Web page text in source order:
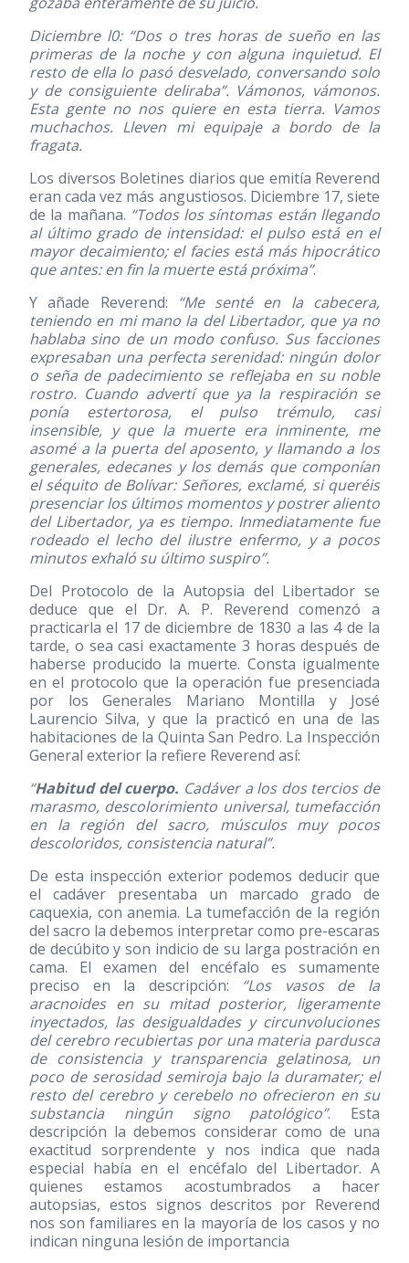
Diciembre l0: “Dos o tres horas de sueño en las
primeras de la noche y con alguna inquietud. El
resto de ella lo pasó desvelado, conversando solo
y de consiguiente deliraba”. Vámonos, vámonos.
Esta gente no nos quiere en esta tierra. Vamos
muchachos. Lleven mi equipaje a bordo de la
fragata.
Los diversos Boletines diarios que emitía Reverend
eran cada vez más angustiosos. Diciembre 17, siete
de la mañana. “Todos los síntomas están llegando
al último grado de intensidad: el pulso está en el
mayor decaimiento; el facies está más hipocrático
que antes: en fin la muerte está próxima”.
Y añade Reverend: “Me senté en la cabecera,
teniendo en mi mano la del Libertador, que ya no
hablaba sino de un modo confuso. Sus facciones
expresaban una perfecta serenidad: ningún dolor
o seña de padecimiento se reflejaba en su noble
rostro. Cuando advertí que ya la respiración se
ponía estertorosa, el pulso trémulo, casi
insensible, y que la muerte era inminente, me
asomé a la puerta del aposento, y llamando a los
generales, edecanes y los demás que componían
el séquito de Bolívar: Señores, exclamé, si queréis
presenciar los últimos momentos y postrer aliento
del Libertador, ya es tiempo. Inmediatamente fue
rodeado el lecho del ilustre enfermo, y a pocos
minutos exhaló su último suspiro”.
Del Protocolo de la Autopsia del Libertador se
deduce que el Dr. A. P. Reverend comenzó a
practicarla el 17 de diciembre de 1830 a las 4 de la
tarde, o sea casi exactamente 3 horas después de
haberse producido la muerte. Consta igualmente
en el protocolo que la operación fue presenciada
por los Generales Mariano Montilla y José
Laurencio Silva, y que la practicó en una de las
habitaciones de la Quinta San Pedro. La Inspección
General exterior la refiere Reverend así:
“Habitud del cuerpo. Cadáver a los dos tercios de
marasmo, descolorimiento universal, tumefacción
en la región del sacro, músculos muy pocos
descoloridos, consistencia natural”.
De esta inspección exterior podemos deducir que
el cadáver presentaba un marcado grado de
caquexia, con anemia. La tumefacción de la región
del sacro la debemos interpretar como pre-escaras
de decúbito y son indicio de su larga postración en
cama. El examen del encéfalo es sumamente
preciso en la descripción: “Los vasos de la
aracnoides en su mitad posterior, ligeramente
inyectados, las desigualdades y circunvoluciones
del cerebro recubiertas por una materia pardusca
de consistencia y transparencia gelatinosa, un
poco de serosidad semiroja bajo la duramater; el
resto del cerebro y cerebelo no ofrecieron en su
substancia ningún signo patológico”. Esta
descripción la debemos considerar como de una
exactitud sorprendente y nos indica que nada
especial había en el encéfalo del Libertador. A
quienes estamos acostumbrados a hacer
autopsias, estos signos descritos por Reverend
nos son familiares en la mayoría de los casos y no
indican ninguna lesión de importancia